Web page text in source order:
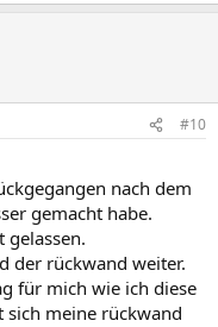
#10
nach dem
gemacht habe.
der rückwand weiter.
für mich wie ich diese
meine rückwand